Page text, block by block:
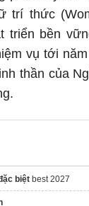
trí thức
triển bền
vụ tới
thần của
biệt best 2027